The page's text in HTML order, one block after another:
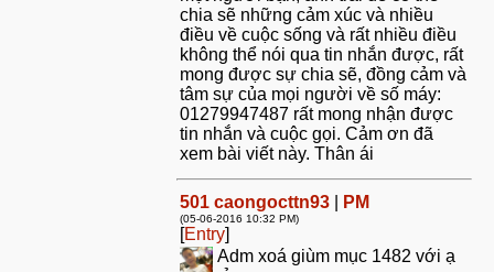
chia sẽ những cảm xúc và nhiều
điều về cuộc sống và rất nhiều điều
không thể nói qua tin nhắn được, rất
mong được sự chia sẽ, đồng cảm và
tâm sự của mọi người về số máy:
01279947487 rất mong nhận được
tin nhắn và cuộc gọi. Cảm ơn đã
xem bài viết này. Thân ái
501 caongocttn93 PM
(05-06-2016 10:32 PM)
[Entry]
Adm xoá giùm mục 1482 với ạ